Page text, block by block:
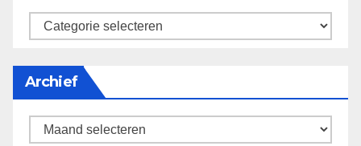
categorieën
Archief
Archief